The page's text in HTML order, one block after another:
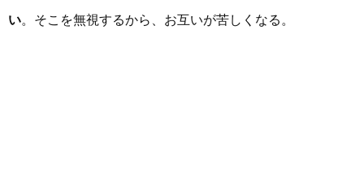
い。そこを無視するから、お互いが苦しくなる。